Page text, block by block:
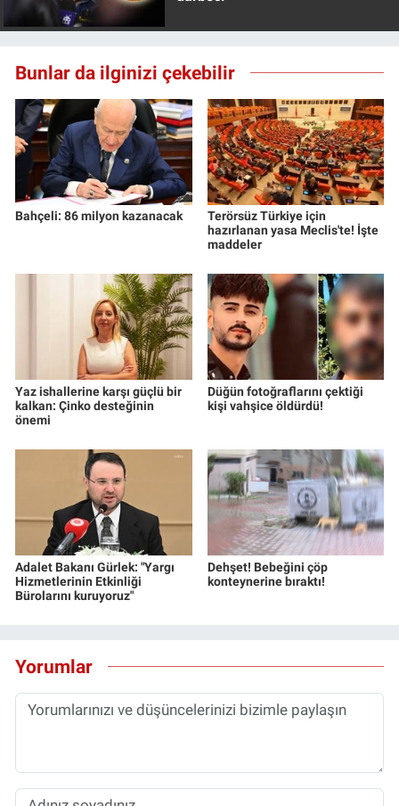
Bunlar da ilginizi çekebilir
Bahçeli: 86 milyon kazanacak
Terörsüz Türkiye için
hazırlanan yasa Meclis'te! İşte
maddeler
Yaz ishallerine karşı güçlü bir
kalkan: Çinko desteğinin
önemi
Düğün fotoğraflarını çektiği
kişi vahşice öldürdü!
Adalet Bakanı Gürlek: "Yargı
Hizmetlerinin Etkinliği
Bürolarını kuruyoruz"
Dehşet! Bebeğini çöp
konteynerine bıraktı!
Yorumlar